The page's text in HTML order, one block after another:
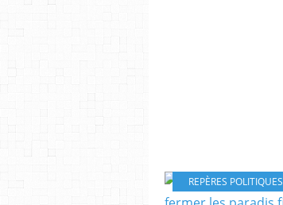
REPÈRES POLITIQUES